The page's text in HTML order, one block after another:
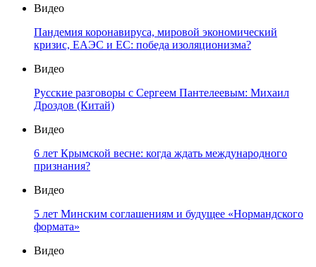
Видео
Пандемия коронавируса, мировой экономический
кризис, ЕАЭС и ЕС: победа изоляционизма?
Видео
Русские разговоры с Сергеем Пантелеевым: Михаил
Дроздов (Китай)
Видео
6 лет Крымской весне: когда ждать международного
признания?
Видео
5 лет Минским соглашениям и будущее «Нормандского
формата»
Видео